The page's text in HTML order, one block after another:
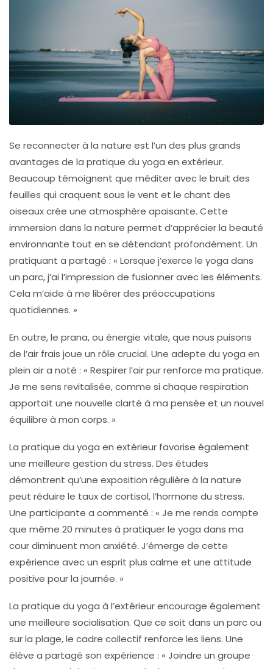
Se reconnecter à la nature est l’un des plus grands
avantages de la pratique du yoga en extérieur.
Beaucoup témoignent que méditer avec le bruit des
feuilles qui craquent sous le vent et le chant des
oiseaux crée une atmosphère apaisante. Cette
immersion dans la nature permet d’apprécier la beauté
environnante tout en se détendant profondément. Un
pratiquant a partagé : « Lorsque j’exerce le yoga dans
un parc, j’ai l’impression de fusionner avec les éléments.
Cela m’aide à me libérer des préoccupations
quotidiennes. »
En outre, le prana, ou énergie vitale, que nous puisons
de l’air frais joue un rôle crucial. Une adepte du yoga en
plein air a noté : « Respirer l’air pur renforce ma pratique.
Je me sens revitalisée, comme si chaque respiration
apportait une nouvelle clarté à ma pensée et un nouvel
équilibre à mon corps. »
La pratique du yoga en extérieur favorise également
une meilleure gestion du stress. Des études
démontrent qu’une exposition régulière à la nature
peut réduire le taux de cortisol, l’hormone du stress.
Une participante a commenté : « Je me rends compte
que même 20 minutes à pratiquer le yoga dans ma
cour diminuent mon anxiété. J’émerge de cette
expérience avec un esprit plus calme et une attitude
positive pour la journée. »
La pratique du yoga à l’extérieur encourage également
une meilleure socialisation. Que ce soit dans un parc ou
sur la plage, le cadre collectif renforce les liens. Une
élève a partagé son expérience : « Joindre un groupe